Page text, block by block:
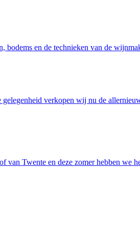
en de technieken van de
verkopen wij nu de
Twente en deze zomer hebben we